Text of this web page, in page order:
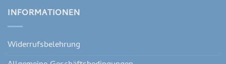
INFORMATIONEN
Widerrufsbelehrung